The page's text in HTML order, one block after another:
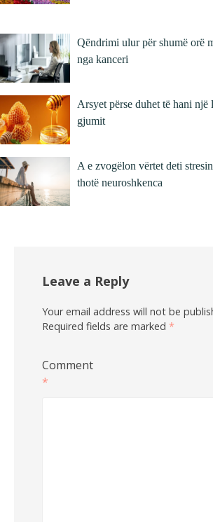
Qëndrimi ulur për shumë orë
nga kanceri
Arsyet përse duhet të hani një
gjumit
A e zvogëlon vërtet deti
thotë neuroshkenca
Leave a Reply
Your email address will not be
Required fields are marked *
Comment
*